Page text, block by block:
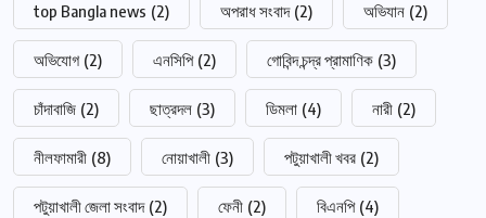
top Bangla news (2) অপরাধ সংবাদ (2) অভিযান (2)
অভিযোগ (2) এনসিপি (2) গোবিন্দ চন্দ্র প্রামাণিক (3)
চাঁদাবাজি (2) ছাত্রদল (3) ডিমলা (4) নারী (2)
নীলফামারী (8) নোয়াখালী (3) পটুয়াখালী খবর (2)
পটুয়াখালী জেলা সংবাদ (2) ফেনী (2) বিএনপি (4)